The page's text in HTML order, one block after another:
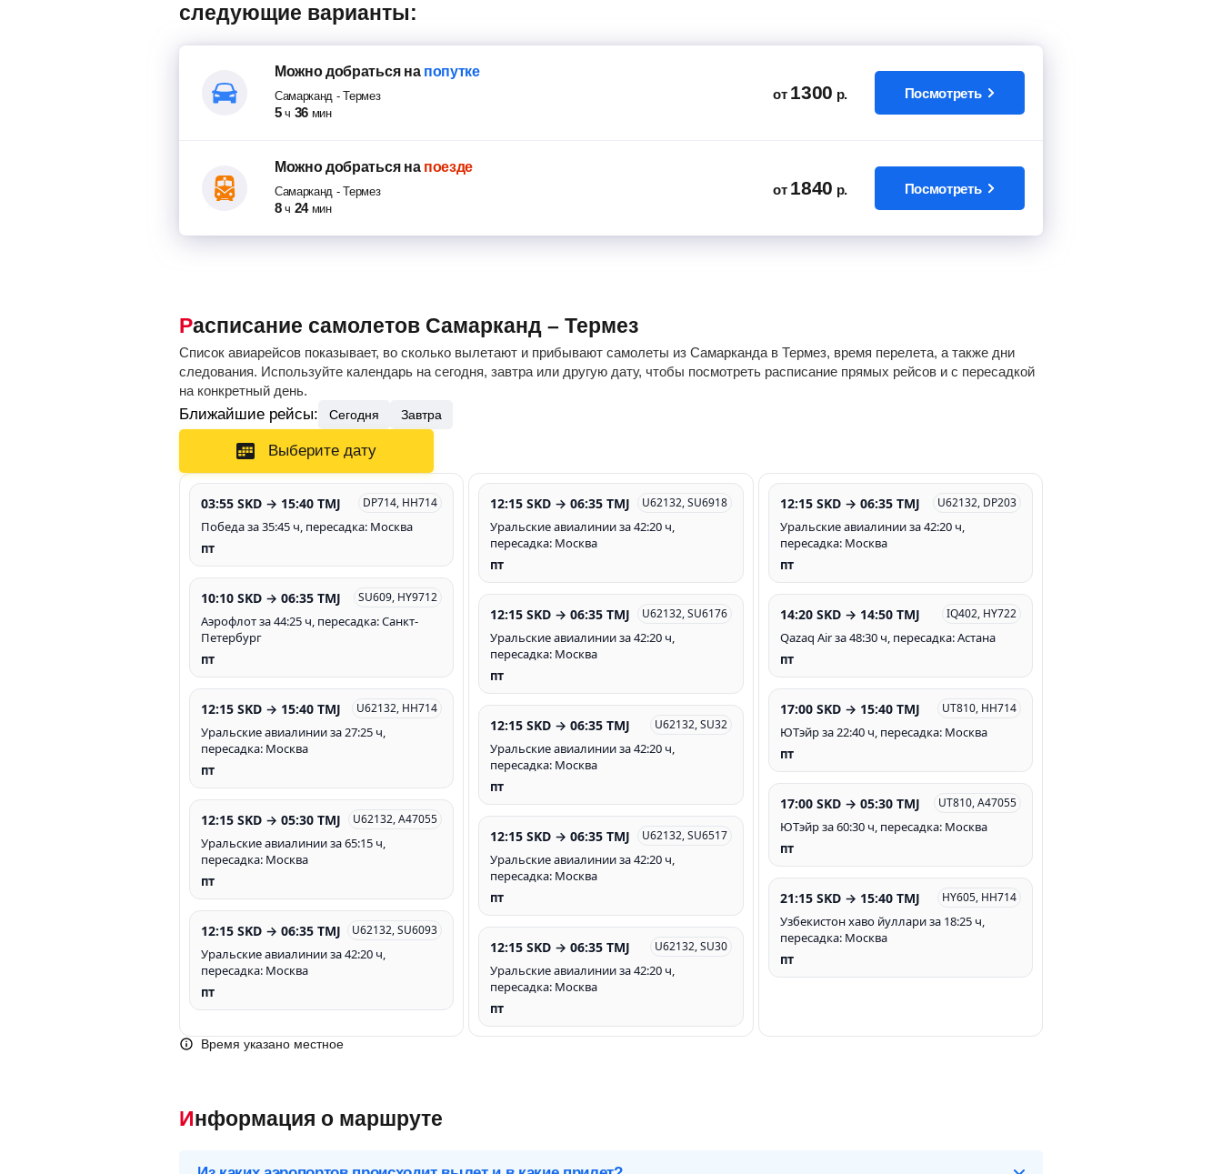
следующие варианты:
Можно добратьсяна попутке
Самарканд -Термез
5 ч 36 мин
от 1300 р. Посмотреть
Можно добратьсяна поезде
Самарканд -Термез
8 ч 24 мин
от 1840 р. Посмотреть
Расписание самолетов Самарканд – Термез
Список авиарейсов показывает, во сколько вылетают и прибывают самолеты из Самарканда в Термез, время перелета, а также дни
следования. Используйте календарь на сегодня, завтра или другую дату, чтобы посмотреть расписание прямых рейсов и с пересадкой
на конкретный день.
Ближайшие рейсы: Сегодня Завтра
Выберите дату
03:55 SKD → 15:40 TMJ DP714, HH714
Победа за 35:45 ч, пересадка: Москва
пт
10:10 SKD → 06:35 TMJ SU609, HY9712
Аэрофлот за 44:25 ч, пересадка: Санкт-
Петербург
пт
12:15 SKD → 15:40 TMJ U62132, HH714
Уральские авиалинии за 27:25 ч,
пересадка: Москва
пт
12:15 SKD → 05:30 TMJ U62132, A47055
Уральские авиалинии за 65:15 ч,
пересадка: Москва
пт
12:15 SKD → 06:35 TMJ U62132, SU6093
Уральские авиалинии за 42:20 ч,
пересадка: Москва
пт
12:15 SKD → 06:35 TMJ U62132, SU6918
Уральские авиалинии за 42:20 ч,
пересадка: Москва
пт
12:15 SKD → 06:35 TMJ U62132, SU6176
Уральские авиалинии за 42:20 ч,
пересадка: Москва
пт
12:15 SKD → 06:35 TMJ U62132, SU32
Уральские авиалинии за 42:20 ч,
пересадка: Москва
пт
12:15 SKD → 06:35 TMJ U62132, SU6517
Уральские авиалинии за 42:20 ч,
пересадка: Москва
пт
12:15 SKD → 06:35 TMJ U62132, SU30
Уральские авиалинии за 42:20 ч,
пересадка: Москва
пт
12:15 SKD → 06:35 TMJ U62132, DP203
Уральские авиалинии за 42:20 ч,
пересадка: Москва
пт
14:20 SKD → 14:50 TMJ IQ402, HY722
Qazaq Air за 48:30 ч, пересадка: Астана
пт
17:00 SKD → 15:40 TMJ UT810, HH714
ЮТэйр за 22:40 ч, пересадка: Москва
пт
17:00 SKD → 05:30 TMJ UT810, A47055
ЮТэйр за 60:30 ч, пересадка: Москва
пт
21:15 SKD → 15:40 TMJ HY605, HH714
Узбекистон хаво йуллари за 18:25 ч,
пересадка: Москва
пт
Время указано местное
Информация о маршруте